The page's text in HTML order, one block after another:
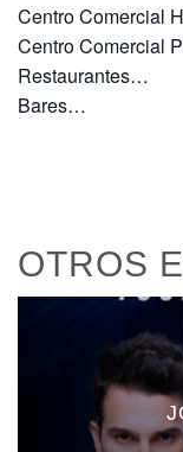
Centro Comercial
Centro Comercial
Restaurantes…
Bares…
OTROS